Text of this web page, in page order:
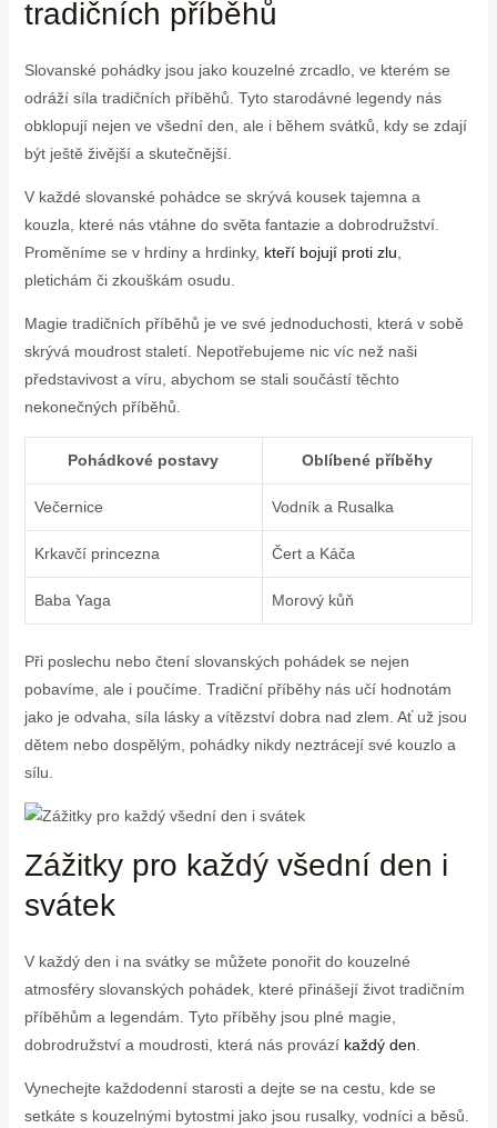
tradičních ‌příběhů
Slovanské pohádky jsou⁣ jako⁤ kouzelné zrcadlo, ve ‍kterém se
odráží síla tradičních příběhů.​ Tyto starodávné legendy nás
obklopují nejen ve všední den, ‍ale ​i během svátků, kdy ⁣se zdají​
být​ ještě živější a skutečnější.
V každé​ slovanské⁤ pohádce​ se‍ skrývá kousek ⁣tajemna a
kouzla,​ které nás vtáhne do světa ⁣fantazie a dobrodružství.
Proměníme se v ​hrdiny a hrdinky, kteří bojují proti zlu
pletichám či zkouškám osudu.
Magie tradičních příběhů je ve své‍ jednoduchosti, která v sobě
skrývá moudrost staletí. Nepotřebujeme ‍nic ⁣víc než⁤ naši
představivost a víru, abychom se ​stali součástí ‍těchto⁢
nekonečných příběhů.
Pohádkové‍ postavy Oblíbené ‍příběhy
Večernice Vodník a Rusalka
Krkavčí⁣ princezna Čert a Káča
Baba Yaga Morový kůň
Při poslechu nebo čtení slovanských ‍pohádek se‍ nejen
pobavíme, ale i poučíme. Tradiční příběhy nás⁣ učí hodnotám
jako je odvaha, síla⁢ lásky⁤ a vítězství dobra nad ‍zlem.‍ Ať už ⁤jsou
dětem nebo dospělým, pohádky ⁢nikdy neztrácejí své kouzlo a
sílu.
Zážitky⁢ pro každý⁤ všední den i
svátek
V každý ‌den i na svátky ⁢se můžete ponořit do kouzelné
⁤atmosféry slovanských pohádek, které přinášejí život⁤ tradičním
příběhům ‌a legendám. Tyto‍ příběhy ⁣jsou‍ plné magie,
dobrodružství⁤ a moudrosti, která​ nás ⁢provází ⁢ každý den.
Vynechejte každodenní starosti ‌a dejte⁢ se ​na cestu,‍ kde se⁣
setkáte s kouzelnými bytostmi jako jsou rusalky, vodníci a běsů.